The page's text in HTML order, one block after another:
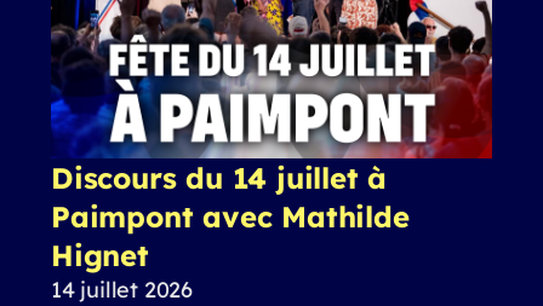
Discours du 14 juillet à
Paimpont avec Mathilde
Hignet
14 juillet 2026